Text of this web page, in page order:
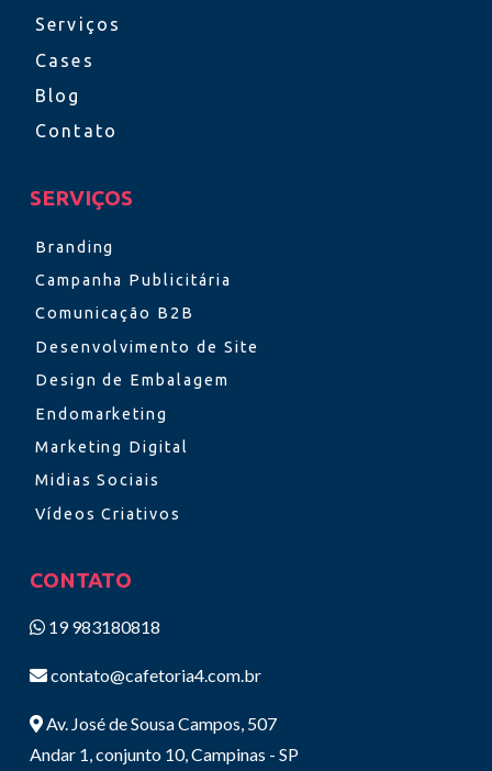
Serviços
Cases
Blog
Contato
SERVIÇOS
Branding
Campanha Publicitária
Comunicação B2B
Desenvolvimento de Site
Design de Embalagem
Endomarketing
Marketing Digital
Midias Sociais
Vídeos Criativos
CONTATO
19 983180818
contato@cafetoria4.com.br
Av. José de Sousa Campos, 507
Andar 1, conjunto 10, Campinas - SP